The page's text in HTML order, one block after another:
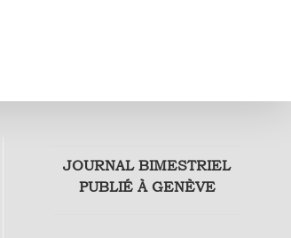
JOURNAL BIMESTRIEL
PUBLIÉ À GENÈVE